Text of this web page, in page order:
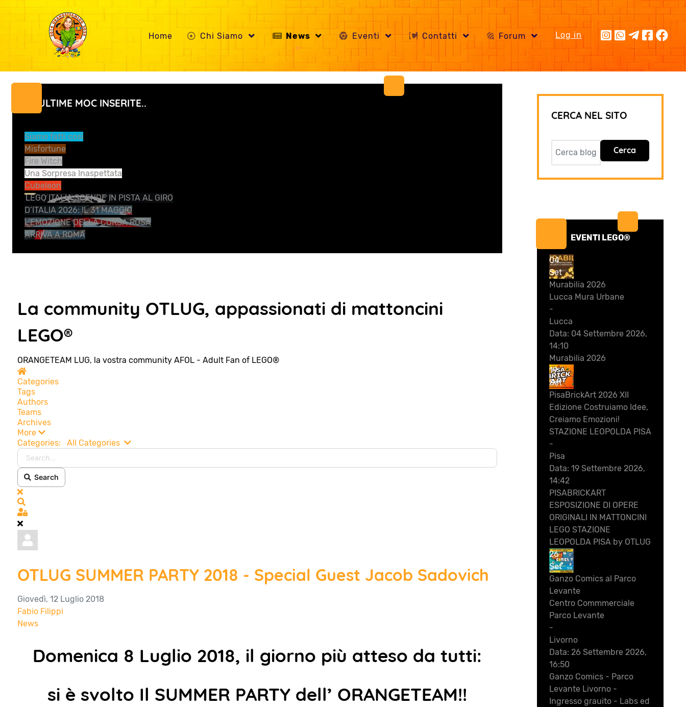
Home Chi Siamo News Eventi Contatti Forum Log in
LE ULTIME MOC INSERITE..
Siamo fatti così
Misfortune
Fire Witch
Una Sorpresa Inaspettata
Cubeleon
LEGO ITALIA SCENDE IN PISTA AL GIRO
D’ITALIA 2026: IL 31 MAGGIO
L’EMOZIONE DELLA CORSA ROSA
ARRIVA A ROMA
La community OTLUG, appassionati di mattoncini
LEGO®
ORANGETEAM LUG, la vostra community AFOL - Adult Fan of LEGO®
Home
Categories
Tags
Authors
Teams
Archives
More
Categories:
All Categories Search...
Search
x
Sign In
OTLUG SUMMER PARTY 2018 - Special Guest Jacob Sadovich
Giovedì, 12 Luglio 2018
Fabio Filippi
News
Domenica 8 Luglio 2018, il giorno più atteso da tutti:
si è svolto Il SUMMER PARTY dell’ ORANGETEAM!!
CERCA NEL SITO
Cerca
EVENTI LEGO®
04
Set
Murabilia 2026
Lucca Mura Urbane
-
Lucca
Data: 04 Settembre 2026,
14:10
Murabilia 2026
19
Set
PisaBrickArt 2026 XII
Edizione Costruiamo Idee,
Creiamo Emozioni!
STAZIONE LEOPOLDA PISA
-
Pisa
Data: 19 Settembre 2026,
14:42
PISABRICKART
ESPOSIZIONE DI OPERE
ORIGINALI IN MATTONCINI
LEGO STAZIONE
LEOPOLDA PISA by OTLUG
26
Set
Ganzo Comics al Parco
Levante
Centro Commmerciale
Parco Levante
-
Livorno
Data: 26 Settembre 2026,
16:50
Ganzo Comics - Parco
Levante Livorno -
Ingresso grauito - Labs ed